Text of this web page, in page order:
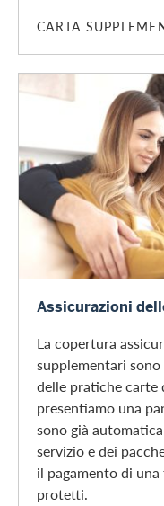
CARTA
Assicurazioni
Assicurazioni
La copertura
supplementari
delle pratiche carte
presentiamo una
sono già
servizio e dei
il pagamento di una
protetti.